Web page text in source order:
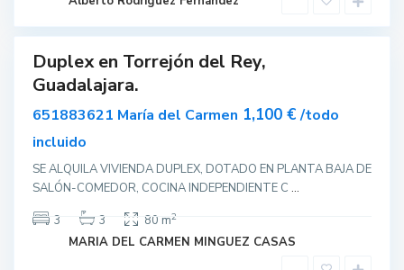
y
Duplex en Torrejón del Rey,
Guadalajara.
651883621 María del Carmen 1,100 €/todo
incluido
SE ALQUILA VIVIENDA DUPLEX, DOTADO EN PLANTA BAJA DE
SALÓN-COMEDOR, COCINA INDEPENDIENTE C ...
3
3 80 m2
MARIA DEL CARMEN MINGUEZ CASAS
o
r
e
j
n
d